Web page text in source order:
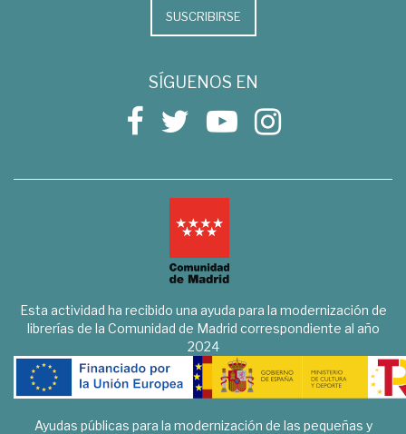
SUSCRIBIRSE
SÍGUENOS EN
Esta actividad ha recibido una ayuda para la modernización de
librerías de la Comunidad de Madrid correspondiente al año
2024
Ayudas públicas para la modernización de las pequeñas y